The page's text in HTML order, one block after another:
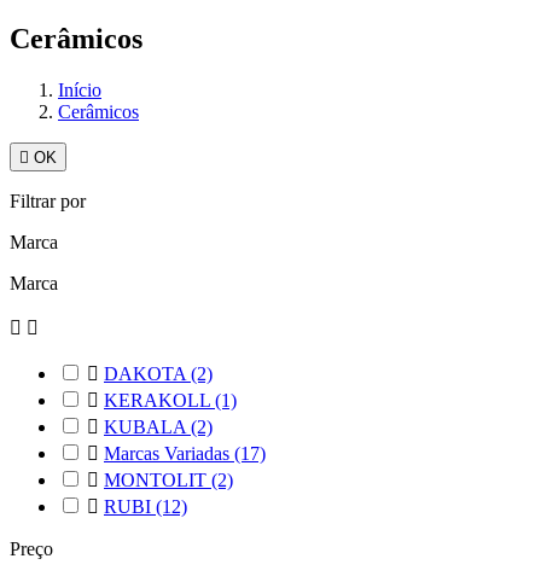
Cerâmicos
Início
Cerâmicos
 OK
Filtrar por
Marca
Marca
 
 DAKOTA (2)
 KERAKOLL (1)
 KUBALA (2)
 Marcas Variadas (17)
 MONTOLIT (2)
 RUBI (12)
Preço